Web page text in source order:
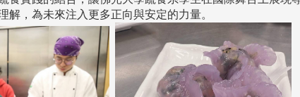
解，為未來注入更多正向與安定的力量。